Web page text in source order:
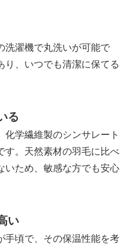
洗濯機で丸洗いが可能で
り、いつでも清潔に保てる
る
学繊維製のシンサレート
す。天然素材の羽毛に比べ
いため、敏感な方でも安心
い
手頃で、その保温性能を考